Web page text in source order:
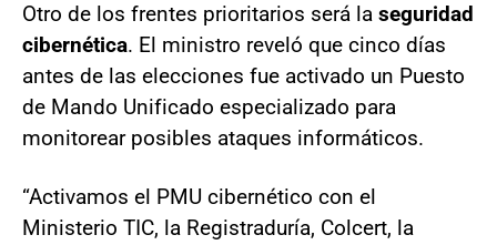
Otro de los frentes prioritarios será la seguridad
cibernética. El ministro reveló que cinco días
antes de las elecciones fue activado un Puesto
de Mando Unificado especializado para
monitorear posibles ataques informáticos.
“Activamos el PMU cibernético con el
Ministerio TIC, la Registraduría, Colcert, la